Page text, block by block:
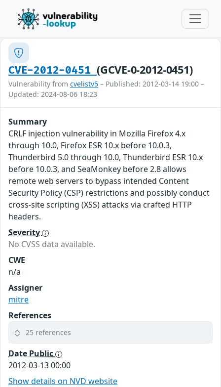
CVE-2012-0451(GCVE-0-2012-0451)
Vulnerability from cvelistv5 – Published: 2012-03-14 19:00 –
Updated: 2024-08-06 18:23
Summary
CRLF injection vulnerability in Mozilla Firefox 4.x
through 10.0, Firefox ESR 10.x before 10.0.3,
Thunderbird 5.0 through 10.0, Thunderbird ESR 10.x
before 10.0.3, and SeaMonkey before 2.8 allows
remote web servers to bypass intended Content
Security Policy (CSP) restrictions and possibly conduct
cross-site scripting (XSS) attacks via crafted HTTP
headers.
Severity
No CVSS data available.
CWE
n/a
Assigner
mitre
References
25 references
Date Public
2012-03-13 00:00
Show details on NVD website